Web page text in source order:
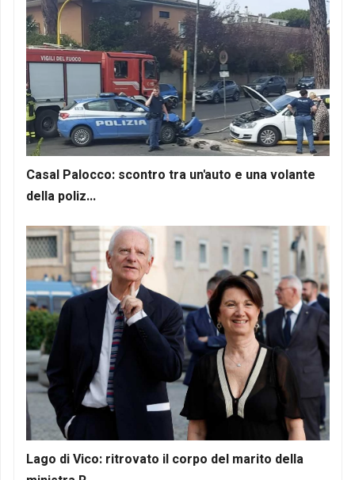
Casal Palocco: scontro tra un'auto e una volante
della poliz...
Lago di Vico: ritrovato il corpo del marito della